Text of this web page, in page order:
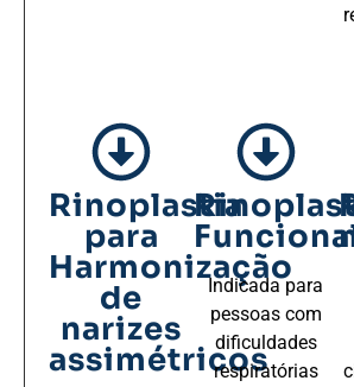
Rinoplastia
para
Harmonização
de
narizes
assimétricos
Indicada para
pessoas com
dificuldades
respiratórias